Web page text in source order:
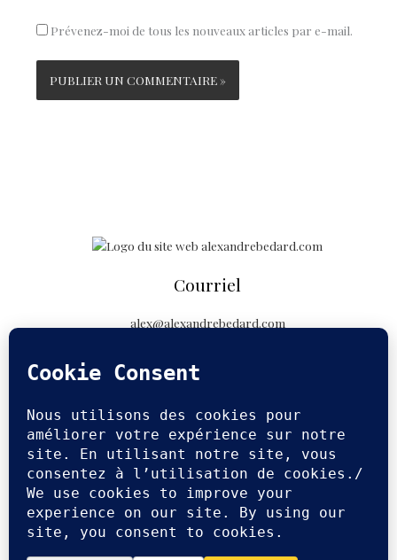
Prévenez-moi de tous les nouveaux articles par e-mail.
Courriel
alex@alexandrebedard.com
Suivez-moi
Copyright © 2026 Alexandre Bédard Photographe